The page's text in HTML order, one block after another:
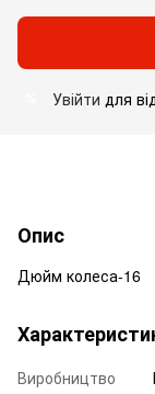
Увійти для
Опис
Дюйм колеса-16
Виробництво